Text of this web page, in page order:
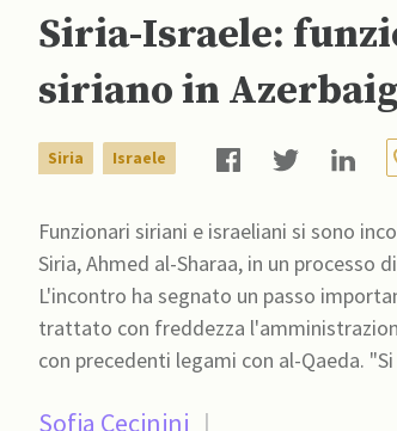
Siria-Israele:
siriano in
Siria Israele
Funzionari siriani e israeliani si sono
Siria, Ahmed al-Sharaa, in un
L'incontro ha segnato un passo
trattato con freddezza
con precedenti legami con al-Qaeda.
Sofia Cecinini |